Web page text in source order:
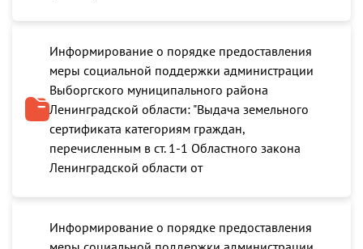
Информирование о порядке предоставления
меры социальной поддержки администрации
Выборгского муниципального района
Ленинградской области: "Выдача земельного
сертификата категориям граждан,
перечисленным в ст. 1-1 Областного закона
Ленинградской области от
Информирование о порядке предоставления